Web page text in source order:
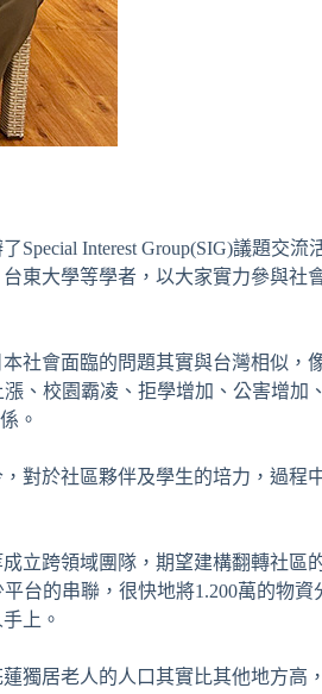
Interest Group(SIG)議題交流
東大學等學者，以大家實力參與社
社會面臨的問題其實與台灣相似，
、校園霸凌、拒學增加、公害增加
。
對於社區夥伴及學生的培力，過程
立跨領域團隊，期望建構翻轉社區
台的串聯，很快地將1.200萬的物資
上。
獨居老人的人口其實比其他地方高